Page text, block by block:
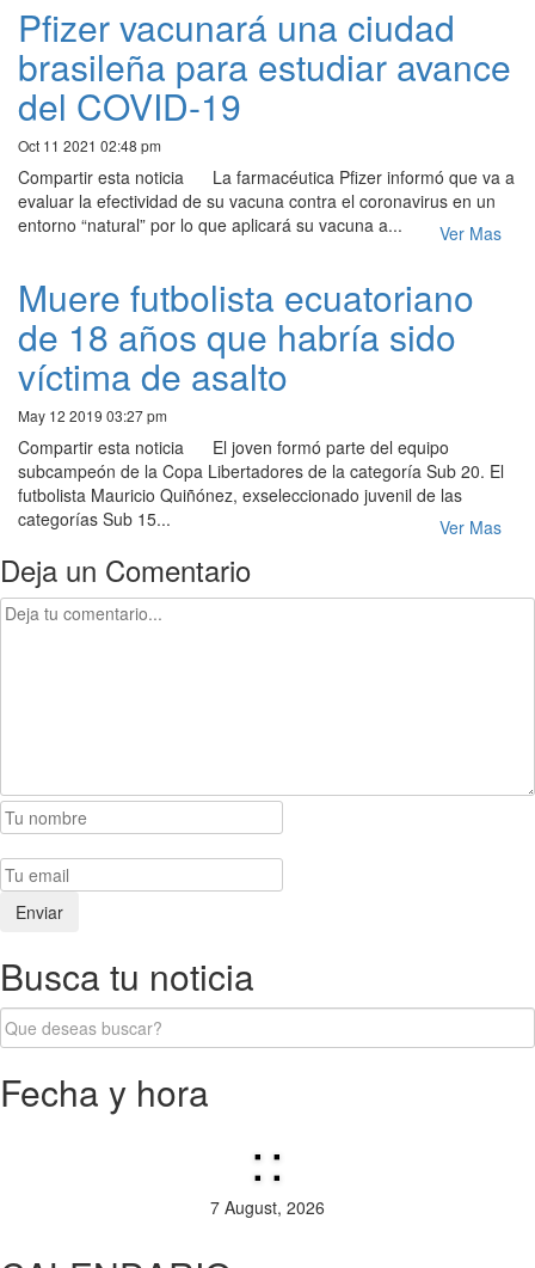
Pfizer vacunará una ciudad
brasileña para estudiar avance
del COVID-19
Oct 11 2021 02:48 pm
Compartir esta noticia La farmacéutica Pfizer informó que va a
evaluar la efectividad de su vacuna contra el coronavirus en un
entorno “natural” por lo que aplicará su vacuna a...
Ver Mas
Muere futbolista ecuatoriano
de 18 años que habría sido
víctima de asalto
May 12 2019 03:27 pm
Compartir esta noticia El joven formó parte del equipo
subcampeón de la Copa Libertadores de la categoría Sub 20. El
futbolista Mauricio Quiñónez, exseleccionado juvenil de las
categorías Sub 15...
Ver Mas
Deja un Comentario
Busca tu noticia
Fecha y hora
::
7 August, 2026